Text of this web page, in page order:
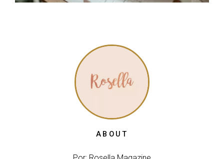
ABOUT